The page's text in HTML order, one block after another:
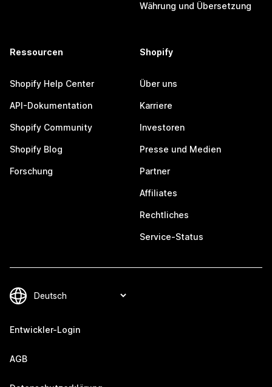
Währung und Übersetzung
Ressourcen
Shopify Help Center
API-Dokumentation
Shopify Community
Shopify Blog
Forschung
Shopify
Über uns
Karriere
Investoren
Presse und Medien
Partner
Affiliates
Rechtliches
Service-Status
Entwickler-Login
AGB